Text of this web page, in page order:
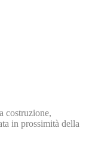
costruzione,
in prossimità della